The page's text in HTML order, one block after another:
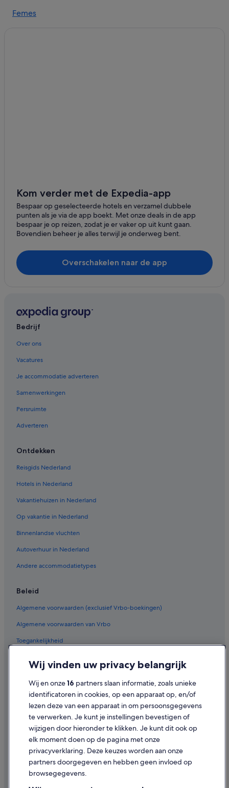
All-Inclusive in Puerto del Carmen
Hotels in Macher
Hotels in de buurt van Bodegas Rubicón
Hotels in Tías
Hotels in de buurt van Strand van Puerto del Carmen
Hotels in Yaiza
Hotels met 5 sterren in Puerto del Carmen
The Hotels in Puerto Calero
Nh Hotels in Puerto Calero
Diamond Resorts in Puerto del Carmen
Iberostar-Hotels in Puerto del Carmen
Barcelo-Hotels in Puerto del Carmen
Femes
Kom verder met de Expedia-app
Bespaar op geselecteerde hotels en verzamel dubbele
punten als je via de app boekt. Met onze deals in de app
bespaar je op reizen, zodat je er vaker op uit kunt gaan.
Bovendien beheer je alles terwijl je onderweg bent.
Overschakelen naar de app
Bedrijf
Over ons
Vacatures
Je accommodatie adverteren
Samenwerkingen
Persruimte
Adverteren
Ontdekken
Reisgids Nederland
Hotels in Nederland
Vakantiehuizen in Nederland
Op vakantie in Nederland
Binnenlandse vluchten
Autoverhuur in Nederland
Andere accommodatietypes
Beleid
Algemene voorwaarden (exclusief Vrbo-boekingen)
Algemene voorwaarden van Vrbo
Toegankelijkheid
Gebruiksvoorwaarden
Juridische informatie/Contact
Inhoudsrichtlijnen en inhoud rapporteren
Contact
Wij vinden uw privacy belangrijk
Wij en onze16 partners slaan informatie, zoals unieke
identificatoren in cookies, op een apparaat op, en/of
lezen deze van een apparaat in om persoonsgegevens
te verwerken. Je kunt je instellingen bevestigen of
wijzigen door hieronder te klikken. Je kunt dit ook op
elk moment doen op de pagina met onze
privacyverklaring. Deze keuzes worden aan onze
partners doorgegeven en hebben geen invloed op
browsegegevens.